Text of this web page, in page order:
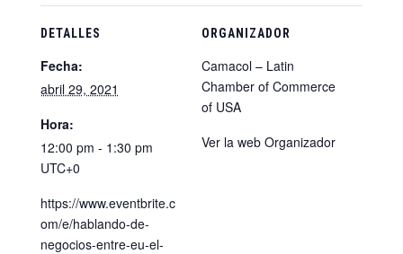
DETALLES
Fecha:
abril 29, 2021
Hora:
12:00 pm - 1:30 pm
UTC+0
https://www.eventbrite.c
om/e/hablando-de-
negocios-entre-eu-el-
ORGANIZADOR
Camacol – Latin
Chamber of Commerce
of USA
Ver la web Organizador